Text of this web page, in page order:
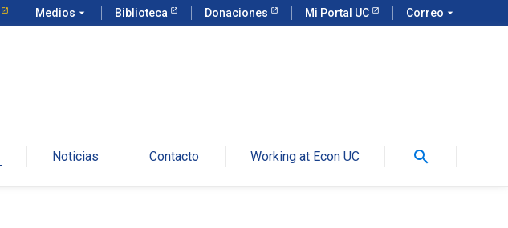
Medios arrow_drop_down Biblioteca Donaciones Mi Portal UC Correo arrow_drop_down
Noticias Contacto Working at Econ UC search